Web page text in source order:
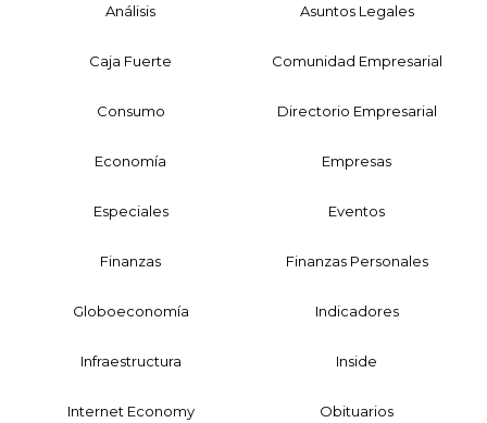
Análisis Asuntos Legales
Caja Fuerte Comunidad Empresarial
Consumo Directorio Empresarial
Economía Empresas
Especiales Eventos
Finanzas Finanzas Personales
Globoeconomía Indicadores
Infraestructura Inside
Internet Economy Obituarios